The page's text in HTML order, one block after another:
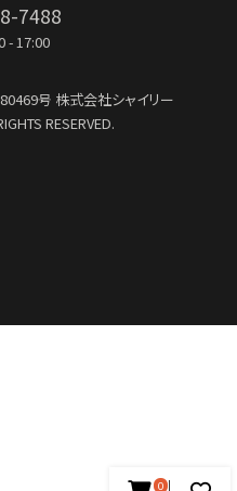
7488
- 17:00
号 株式会社シャイリー
RESERVED.
0